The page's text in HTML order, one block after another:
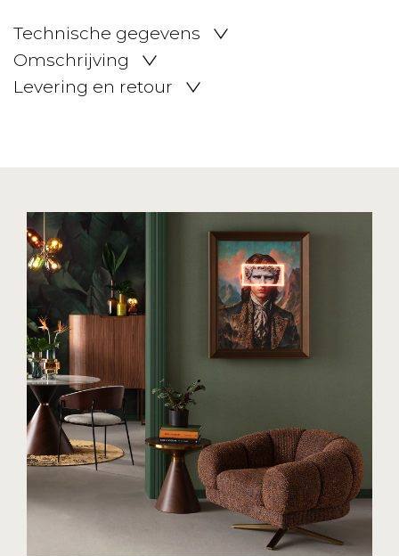
Technische gegevens
Omschrijving
Levering en retour